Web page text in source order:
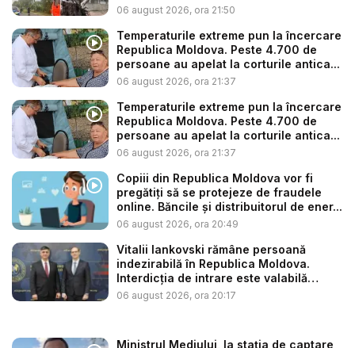
06 august 2026, ora 21:50
Temperaturile extreme pun la încercare
Republica Moldova. Peste 4.700 de
persoane au apelat la corturile antica...
06 august 2026, ora 21:37
Temperaturile extreme pun la încercare
Republica Moldova. Peste 4.700 de
persoane au apelat la corturile antica...
06 august 2026, ora 21:37
Copiii din Republica Moldova vor fi
pregătiți să se protejeze de fraudele
online. Băncile și distribuitorul de ener...
06 august 2026, ora 20:49
Vitalii Iankovski rămâne persoană
indezirabilă în Republica Moldova.
Interdicția de intrare este valabilă
până...
06 august 2026, ora 20:17
Ministrul Mediului, la stația de captare